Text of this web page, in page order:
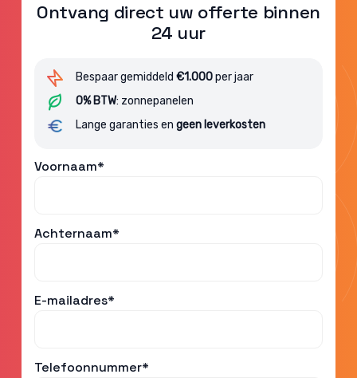
Ontvang direct uw offerte binnen
24 uur
Bespaar gemiddeld€1.000per jaar
0% BTW: zonnepanelen
Lange garanties engeen leverkosten
Voornaam*
Achternaam*
E-mailadres*
Telefoonnummer*